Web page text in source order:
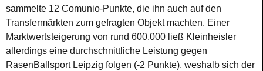
sammelte 12 Comunio-Punkte, die ihn auch auf den
Transfermärkten zum gefragten Objekt machten. Einer
Marktwertsteigerung von rund 600.000 ließ Kleinheisler
allerdings eine durchschnittliche Leistung gegen
RasenBallsport Leipzig folgen (-2 Punkte), weshalb sich der